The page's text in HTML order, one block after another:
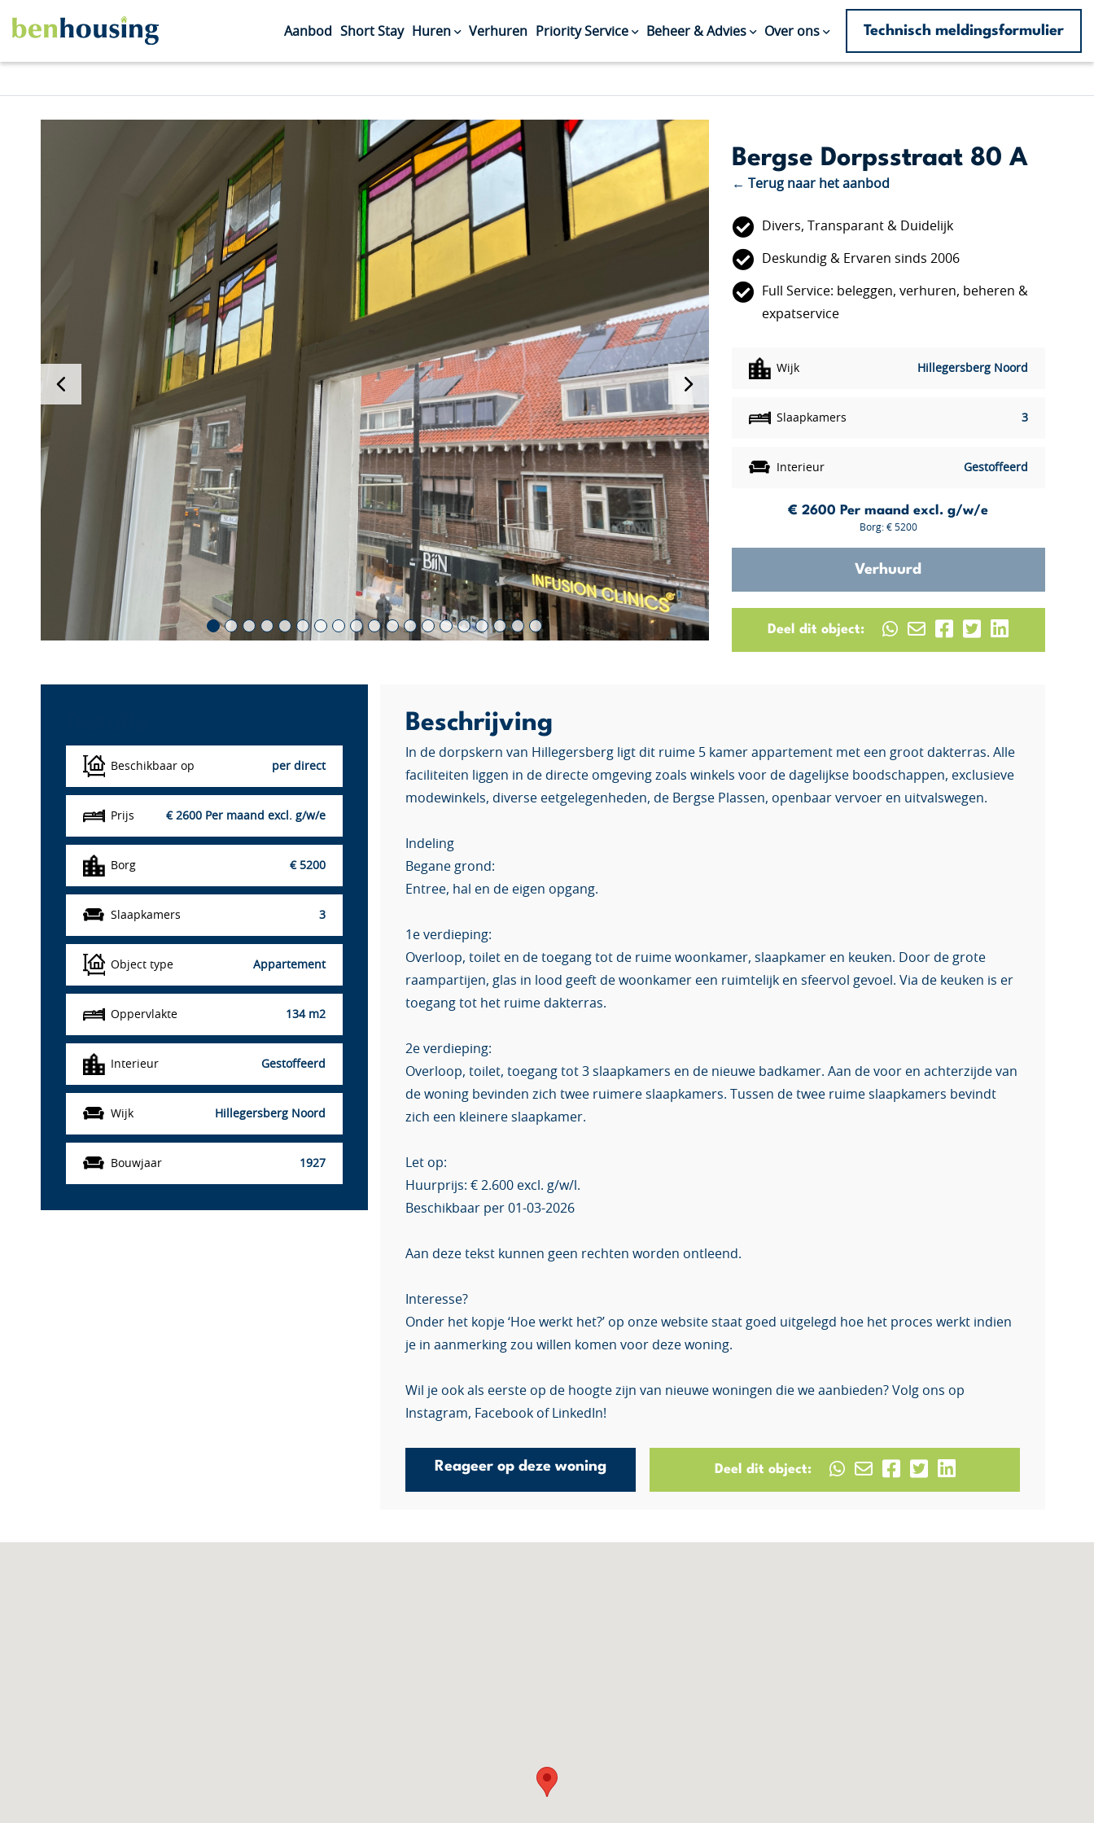
Aanbod Short Stay Huren Verhuren Priority Service Beheer & Advies Over ons Technisch meldingsformulier
Bergse Dorpsstraat 80 A
← Terug naar het aanbod
Divers, Transparant & Duidelijk
Deskundig & Ervaren sinds 2006
Full Service: beleggen, verhuren, beheren &
expatservice
Wijk Hillegersberg Noord
Slaapkamers 3
Interieur Gestoffeerd
€ 2600 Per maand excl. g/w/e
Borg: € 5200
Verhuurd
Deel dit object:
Beschikbaar op per direct
Prijs € 2600 Per maand excl. g/w/e
Borg € 5200
Slaapkamers 3
Object type Appartement
Oppervlakte 134 m2
Interieur Gestoffeerd
Wijk Hillegersberg Noord
Bouwjaar 1927
Beschrijving
In de dorpskern van Hillegersberg ligt dit ruime 5 kamer appartement met een groot dakterras. Alle
faciliteiten liggen in de directe omgeving zoals winkels voor de dagelijkse boodschappen, exclusieve
modewinkels, diverse eetgelegenheden, de Bergse Plassen, openbaar vervoer en uitvalswegen.
Indeling
Begane grond:
Entree, hal en de eigen opgang.
1e verdieping:
Overloop, toilet en de toegang tot de ruime woonkamer, slaapkamer en keuken. Door de grote
raampartijen, glas in lood geeft de woonkamer een ruimtelijk en sfeervol gevoel. Via de keuken is er
toegang tot het ruime dakterras.
2e verdieping:
Overloop, toilet, toegang tot 3 slaapkamers en de nieuwe badkamer. Aan de voor en achterzijde van
de woning bevinden zich twee ruimere slaapkamers. Tussen de twee ruime slaapkamers bevindt
zich een kleinere slaapkamer.
Let op:
Huurprijs: € 2.600 excl. g/w/l.
Beschikbaar per 01-03-2026
Aan deze tekst kunnen geen rechten worden ontleend.
Interesse?
Onder het kopje ‘Hoe werkt het?’ op onze website staat goed uitgelegd hoe het proces werkt indien
je in aanmerking zou willen komen voor deze woning.
Wil je ook als eerste op de hoogte zijn van nieuwe woningen die we aanbieden? Volg ons op
Instagram, Facebook of LinkedIn!
Reageer op deze woning Deel dit object: